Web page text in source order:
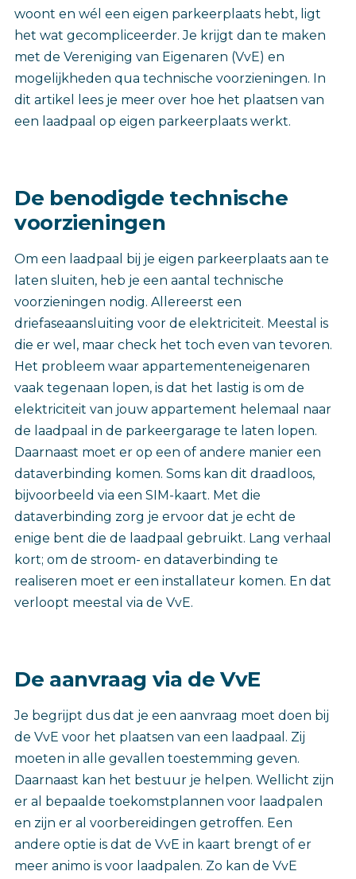
woont en wél een eigen parkeerplaats hebt, ligt
het wat gecompliceerder. Je krijgt dan te maken
met de Vereniging van Eigenaren (VvE) en
mogelijkheden qua technische voorzieningen. In
dit artikel lees je meer over hoe het plaatsen van
een laadpaal op eigen parkeerplaats werkt.
De benodigde technische
voorzieningen
Om een laadpaal bij je eigen parkeerplaats aan te
laten sluiten, heb je een aantal technische
voorzieningen nodig. Allereerst een
driefaseaansluiting voor de elektriciteit. Meestal is
die er wel, maar check het toch even van tevoren.
Het probleem waar appartementeneigenaren
vaak tegenaan lopen, is dat het lastig is om de
elektriciteit van jouw appartement helemaal naar
de laadpaal in de parkeergarage te laten lopen.
Daarnaast moet er op een of andere manier een
dataverbinding komen. Soms kan dit draadloos,
bijvoorbeeld via een SIM-kaart. Met die
dataverbinding zorg je ervoor dat je echt de
enige bent die de laadpaal gebruikt. Lang verhaal
kort; om de stroom- en dataverbinding te
realiseren moet er een installateur komen. En dat
verloopt meestal via de VvE.
De aanvraag via de VvE
Je begrijpt dus dat je een aanvraag moet doen bij
de VvE voor het plaatsen van een laadpaal. Zij
moeten in alle gevallen toestemming geven.
Daarnaast kan het bestuur je helpen. Wellicht zijn
er al bepaalde toekomstplannen voor laadpalen
en zijn er al voorbereidingen getroffen. Een
andere optie is dat de VvE in kaart brengt of er
meer animo is voor laadpalen. Zo kan de VvE